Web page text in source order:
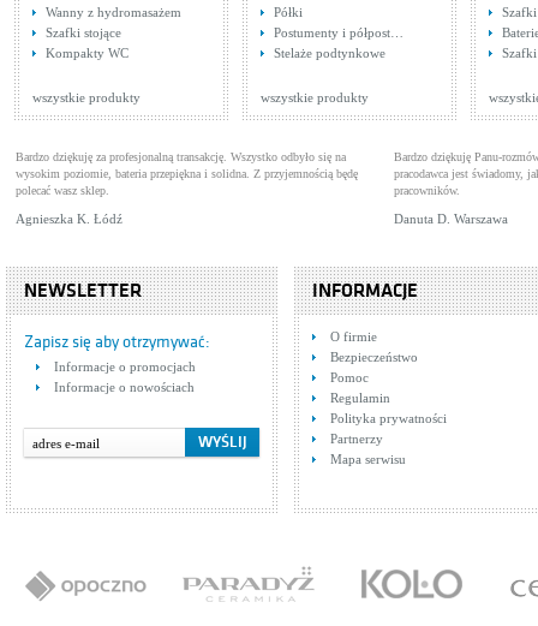
Wanny z hydromasażem
Szafki stojące
Kompakty WC
wszystkie produkty
Półki
Postumenty i półpost…
Stelaże podtynkowe
wszystkie produkty
Szafki
Bardzo dziękuję za profesjonalną transakcję. Wszystko odbyło się na
wysokim poziomie, bateria przepiękna i solidna. Z przyjemnością będę
polecać wasz sklep.
Agnieszka K. Łódź
Bardzo dziękuję Panu-
pracodawca jest świadomy,
pracowników.
Danuta D. Warszawa
NEWSLETTER
Zapisz się aby otrzymywać:
Informacje o promocjach
Informacje o nowościach
INFORMACJE
O firmie
Bezpieczeństwo
Pomoc
Regulamin
Polityka prywatności
Partnerzy
Mapa serwisu